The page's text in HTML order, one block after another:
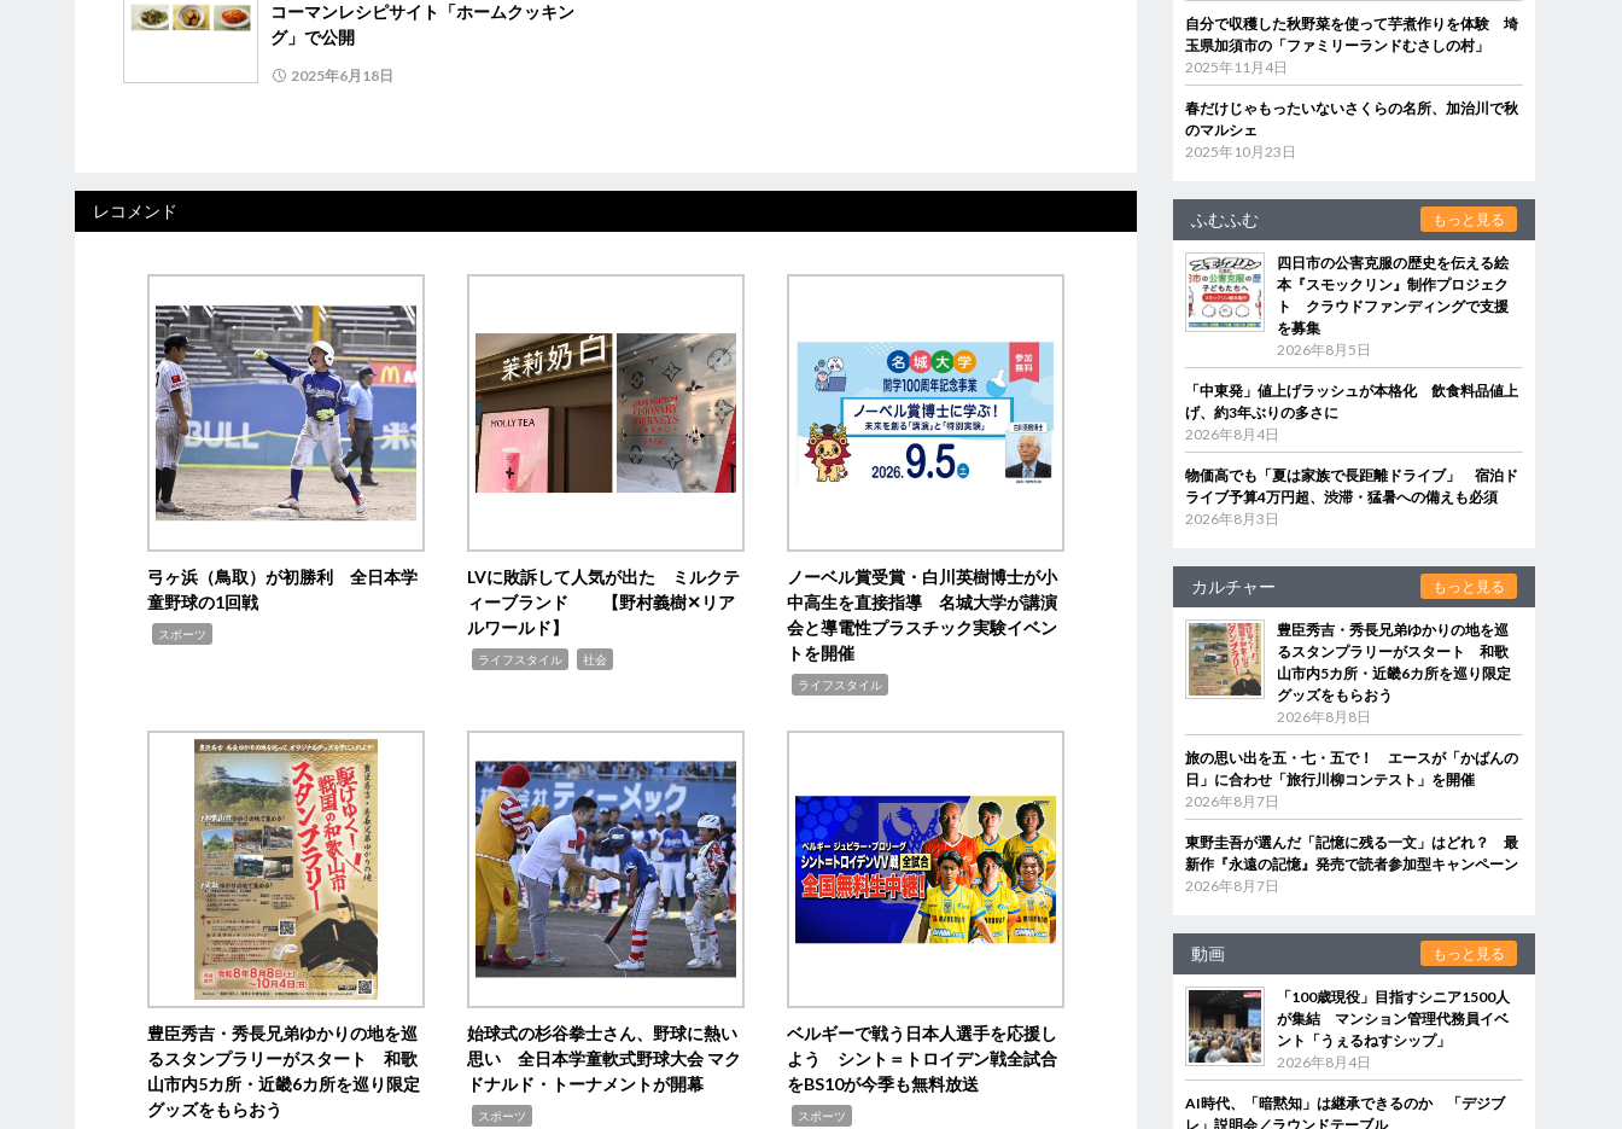
コーマンレシピサイト「ホームクッキン
グ」で公開
2025年6月18日
レコメンド
弓ヶ浜（鳥取）が初勝利 全日本学
童野球の1回戦
スポーツ
LVに敗訴して人気が出た ミルクテ
ィーブランド 【野村義樹✕リア
ルワールド】
ライフスタイル 社会
ノーベル賞受賞・白川英樹博士が小
中高生を直接指導 名城大学が講演
会と導電性プラスチック実験イベン
トを開催
ライフスタイル
豊臣秀吉・秀長兄弟ゆかりの地を巡
るスタンプラリーがスタート 和歌
山市内5カ所・近畿6カ所を巡り限定
グッズをもらおう
始球式の杉谷拳士さん、野球に熱い
思い 全日本学童軟式野球大会 マク
ドナルド・トーナメントが開幕
スポーツ
ベルギーで戦う日本人選手を応援し
よう シント＝トロイデン戦全試合
をBS10が今季も無料放送
スポーツ
自分で収穫した秋野菜を使って芋煮作りを体験 埼
玉県加須市の「ファミリーランドむさしの村」
2025年11月4日
春だけじゃもったいないさくらの名所、加治川で秋
のマルシェ
2025年10月23日
ふむふむ もっと見る
四日市の公害克服の歴史を伝える絵
本『スモックリン』制作プロジェク
ト クラウドファンディングで支援
を募集
2026年8月5日
「中東発」値上げラッシュが本格化 飲食料品値上
げ、約3年ぶりの多さに
2026年8月4日
物価高でも「夏は家族で長距離ドライブ」 宿泊ド
ライブ予算4万円超、渋滞・猛暑への備えも必須
2026年8月3日
カルチャー もっと見る
豊臣秀吉・秀長兄弟ゆかりの地を巡
るスタンプラリーがスタート 和歌
山市内5カ所・近畿6カ所を巡り限定
グッズをもらおう
2026年8月8日
旅の思い出を五・七・五で！ エースが「かばんの
日」に合わせ「旅行川柳コンテスト」を開催
2026年8月7日
東野圭吾が選んだ「記憶に残る一文」はどれ？ 最
新作『永遠の記憶』発売で読者参加型キャンペーン
2026年8月7日
動画 もっと見る
「100歳現役」目指すシニア1500人
が集結 マンション管理代務員イベ
ント「うぇるねすシップ」
2026年8月4日
AI時代、「暗黙知」は継承できるのか 「デジブ
レ」説明会／ラウンドテーブル